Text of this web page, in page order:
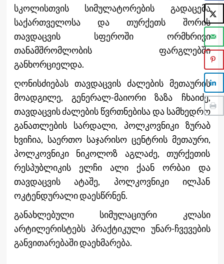
სკოლისთვის სიმულატორების გადაცემა
საქართველოსა და თურქეთს შორის
თავდაცვის სფეროში ორმხრივი
თანამშრომლობის ფარგლებში
განხორციელდა.
ღონისძიებას თავდაცვის ძალების მეთაურის
მოადგილე, გენერალ-მაიორი ზაზა ჩხაიძე,
თავდაცვის ძალების წვრთნებისა და სამხედრო
განათლების სარდალი, პოლკოვნიკი ზურაბ
ხვიჩია, საერთო საჯარისო ცენტრის მეთაური,
პოლკოვნიკი ნიკოლოზ აგლაძე, თურქეთის
რესპუბლიკის ელჩი ალი ქაან ორბაი და
თავდაცვის ატაშე, პოლკოვნიკი ილჰან
ოკტენდურალი დაესწრნენ.
განახლებული სიმულაციური კლასი
არტილერისტებს პრაქტიკული უნარ-ჩვევების
განვითარებაში დაეხმარება.